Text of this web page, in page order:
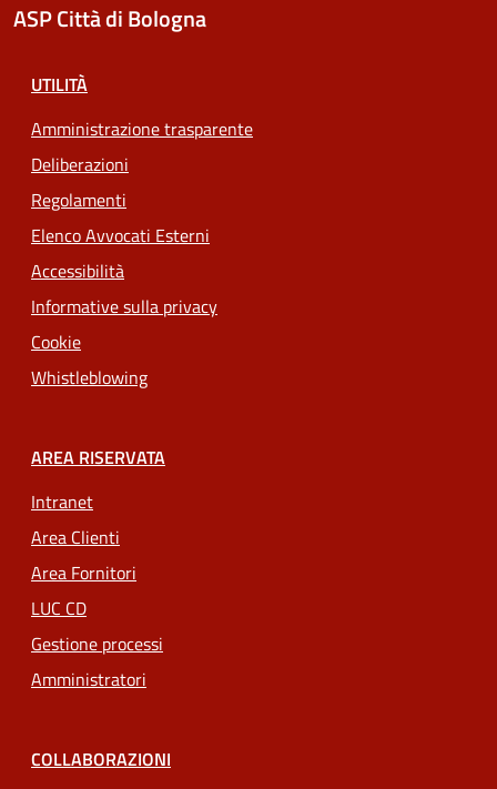
ASP Città di Bologna
UTILITÀ
Amministrazione trasparente
Deliberazioni
Regolamenti
Elenco Avvocati Esterni
Accessibilità
Informative sulla privacy
Cookie
Whistleblowing
AREA RISERVATA
Intranet
Area Clienti
Area Fornitori
LUC CD
Gestione processi
Amministratori
COLLABORAZIONI